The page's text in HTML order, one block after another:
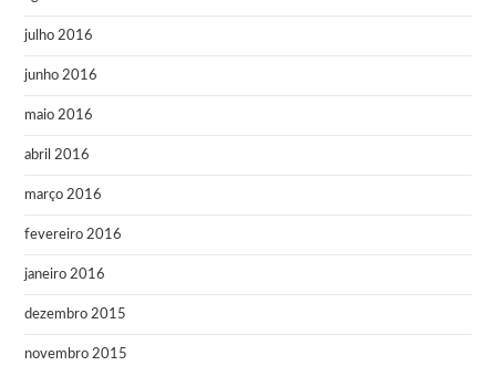
julho 2016
junho 2016
maio 2016
abril 2016
março 2016
fevereiro 2016
janeiro 2016
dezembro 2015
novembro 2015